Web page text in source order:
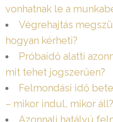
vonhatnak le a
Végrehajtás
hogyan kérheti?
Próbaidő alatti
mit tehet jogszerűen?
Felmondási idő
– mikor indul, mikor áll?